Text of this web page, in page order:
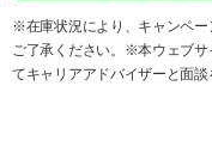
※在庫状況により、キャンペー
ご了承ください。※本ウェブサ
てキャリアアドバイザーと面談